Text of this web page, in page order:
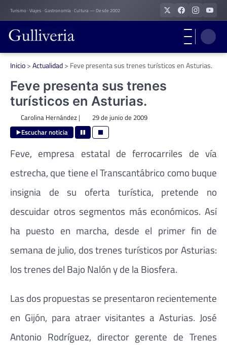
Skip
to
content
Turismo · Viajes · Gastronomía · Cultura — Desde 2002
Inicio>Actualidad> Feve presenta sus trenes turísticos en Asturias.
Feve presenta sus trenes
turísticos en Asturias.
Carolina Hernández| 29 de junio de 2009
Escuchar noticia
Feve, empresa estatal de ferrocarriles de vía
estrecha, que tiene el Transcantábrico como buque
insignia de su oferta turística, pretende no
descuidar otros segmentos más económicos. Así
ha puesto en marcha, desde el primer fin de
semana de julio, dos trenes turísticos por Asturias:
los trenes del Bajo Nalón y de la Biosfera.
Las dos propuestas se presentaron recientemente
en Gijón, para atraer visitantes a Asturias. José
Antonio Rodríguez, director gerente de Trenes